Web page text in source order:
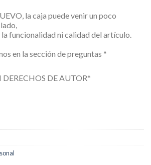
la caja puede venir un poco
funcionalidad ni calidad del artículo.
en la sección de preguntas *
DE AUTOR*